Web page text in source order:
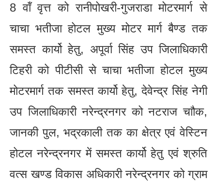
8 वॉं वृत्त को रानीपोखरी-गुजराडा मोटरमार्ग से
चाचा भतीजा होटल मुख्य मोटर मार्ग बैण्ड तक
समस्त कार्यो हेतु, अपूर्वा सिंह उप जिलाधिकारी
टिहरी को पीटीसी से चाचा भतीजा होटल मुख्य
मोटरमार्ग तक समस्त कार्यो हेतु, देवेन्द्र सिंह नेगी
उप जिलाधिकारी नरेन्द्रनगर को नटराज चाौक,
जानकी पुल, भद्रकाली तक का क्षेत्र एवं वेस्टिन
होटल नरेन्द्रनगर में समस्त कार्यो हेतु एवं श्रुति
वत्स खण्ड विकास अधिकारी नरेन्द्रनगर को ग्राम